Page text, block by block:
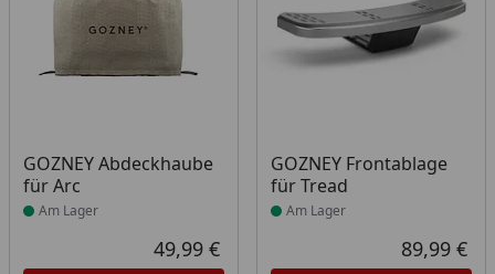
GOZNEY Abdeckhaube
für Arc
Produkt am Lager
Am Lager
Aktueller Preis
49,99 €
GOZNEY Frontablage
für Tread
Produkt am Lager
Am Lager
89,99 €